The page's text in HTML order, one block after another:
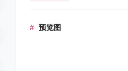
预览图